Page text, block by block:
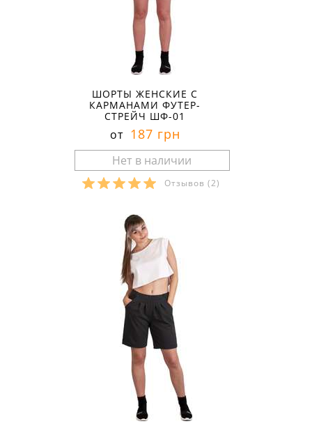
ШОРТЫ ЖЕНСКИЕ С
КАРМАНАМИ ФУТЕР-
СТРЕЙЧ ШФ-01
от 187 грн
Отзывов (2)